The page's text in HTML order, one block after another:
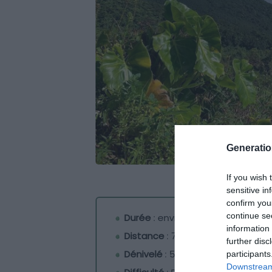
If you wish
sensitive
confirm
continue
further
Durée : environ 4h
Distance : 7 km
Dénivelé : 566 m